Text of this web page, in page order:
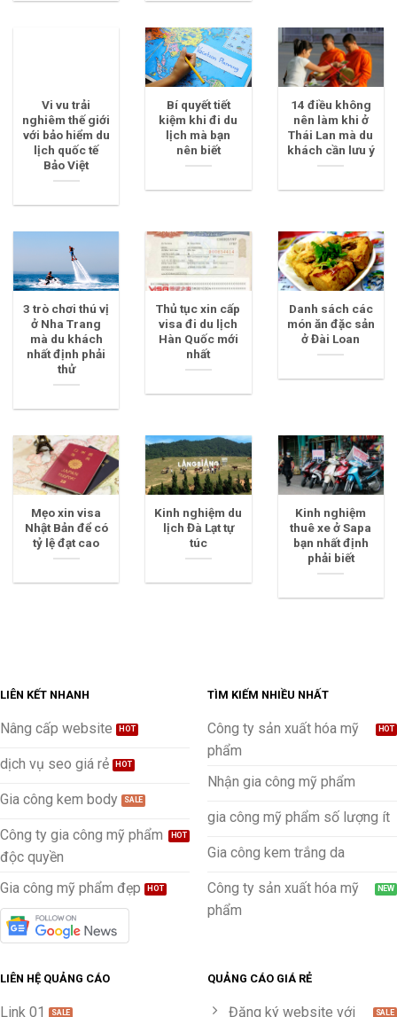
Vi vu trải
nghiêm thế giới
với bảo hiểm du
lịch quốc tế
Bảo Việt
Bí quyết tiết
kiệm khi đi du
lịch mà bạn
nên biết
14 điều không
nên làm khi ở
Thái Lan mà du
khách cần lưu ý
3 trò chơi thú vị
ở Nha Trang
mà du khách
nhất định phải
thử
Thủ tục xin cấp
visa đi du lịch
Hàn Quốc mới
nhất
Danh sách các
món ăn đặc sản
ở Đài Loan
Mẹo xin visa
Nhật Bản để có
tỷ lệ đạt cao
Kinh nghiệm du
lịch Đà Lạt tự
túc
Kinh nghiệm
thuê xe ở Sapa
bạn nhất định
phải biết
LIÊN KẾT NHANH
Nâng cấp website
dịch vụ seo giá rẻ
Gia công kem body
Công ty gia công mỹ phẩm
độc quyền
Gia công mỹ phẩm đẹp
TÌM KIẾM NHIỀU NHẤT
Công ty sản xuất hóa mỹ
phẩm
Nhận gia công mỹ phẩm
gia công mỹ phẩm số lượng ít
Gia công kem trắng da
Công ty sản xuất hóa mỹ
phẩm
LIÊN HỆ QUẢNG CÁO
Link 01
QUẢNG CÁO GIÁ RẺ
Đăng ký website với